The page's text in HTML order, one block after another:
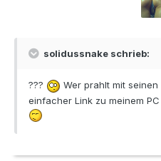
solidussnake schrieb:
???
Wer prahlt mit seinen
einfacher Link zu meinem